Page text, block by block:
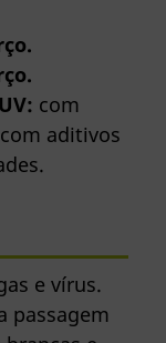
com
aditivos
e vírus.
passagem